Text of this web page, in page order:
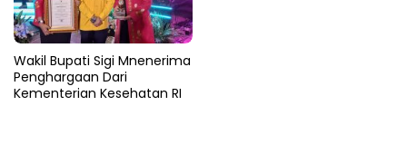
Wakil Bupati Sigi Mnenerima
Penghargaan Dari
Kementerian Kesehatan RI